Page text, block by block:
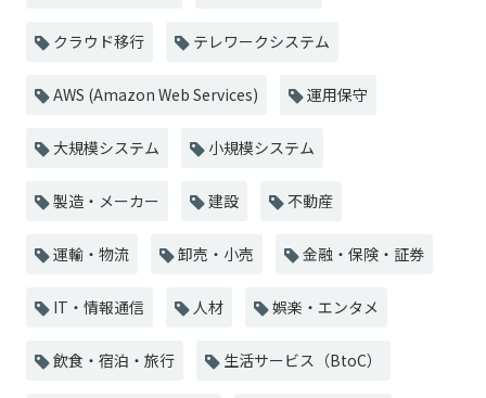
クラウド移行 テレワークシステム
AWS (Amazon Web Services) 運用保守
大規模システム 小規模システム
製造・メーカー 建設 不動産
運輸・物流 卸売・小売 金融・保険・証券
IT・情報通信 人材 娯楽・エンタメ
飲食・宿泊・旅行 生活サービス（BtoC）